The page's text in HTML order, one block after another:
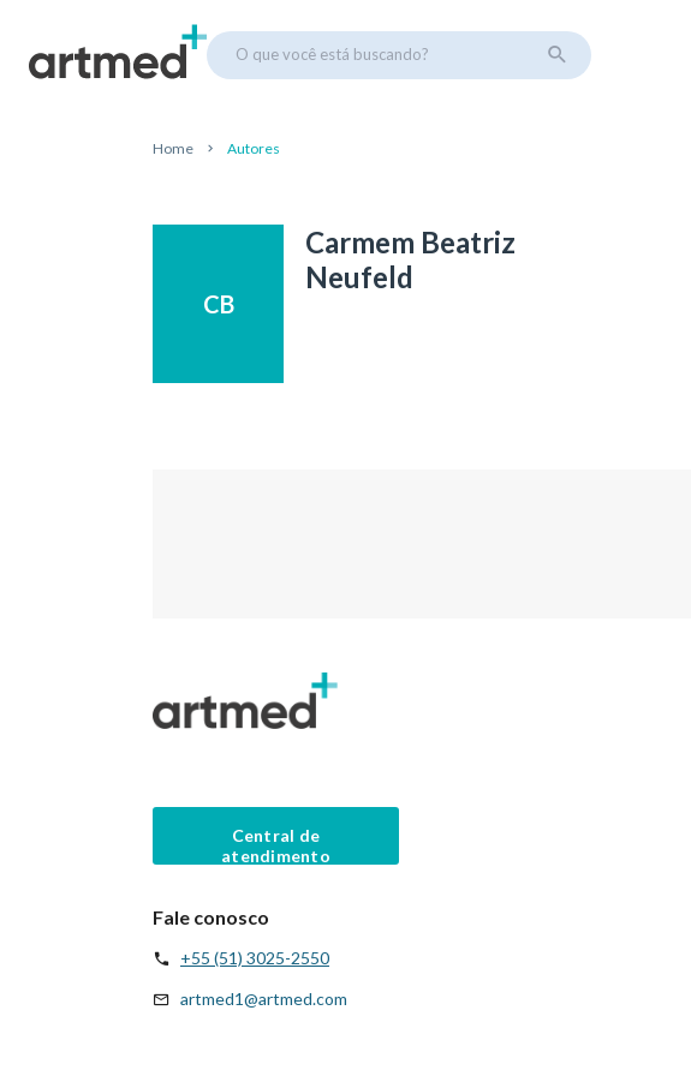
O que você está buscando?
Home Autores
CB
Carmem Beatriz
Neufeld
Central de
atendimento
Fale conosco
+55 (51) 3025-2550
artmed1@artmed.com